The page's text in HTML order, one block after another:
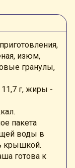
изюм,
гранулы,
11,7 г, жиры -
пакета
воды в
крышкой.
готова к